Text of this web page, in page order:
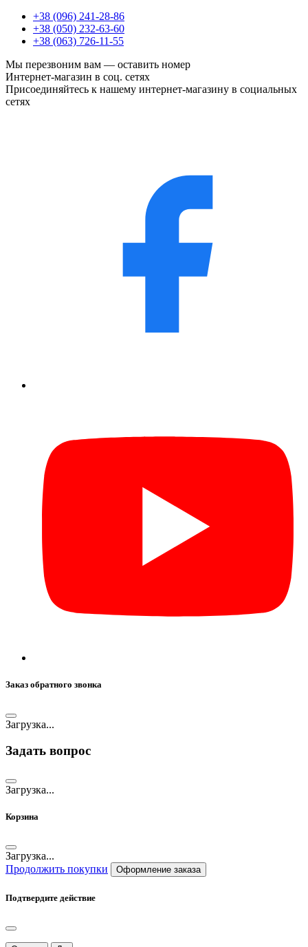
+38 (096) 241-28-86
+38 (050) 232-63-60
+38 (063) 726-11-55
Мы перезвоним вам — оставить номер
Интернет-магазин в соц. сетях
Присоединяйтесь к нашему интернет-магазину в социальных
сетях
Заказ обратного звонка
Загрузка...
Задать вопрос
Загрузка...
Корзина
Загрузка...
Продолжить покупки
Оформление заказа
Подтвердите действие